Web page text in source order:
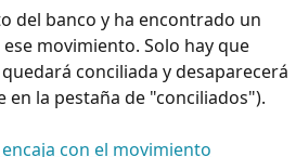
del banco y ha encontrado un
movimiento. Solo hay que
conciliada y desaparecerá
la pestaña de "conciliados").